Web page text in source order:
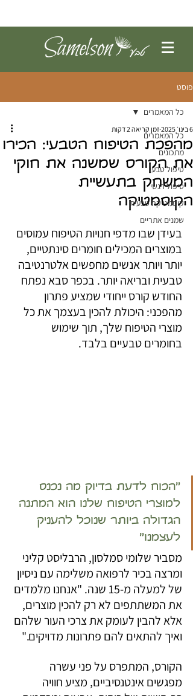
פוסט
כל המאמרים
מתכונים
טיפול טבעי
טיפול רגשי
קוסמטיקה טבעית
שמנים אתריים
כל המאמרים
מהפכת הטיפוח הטבעי: הכירו
את הקורס שמשנה את חוקי
המשחק בתעשיית
הקוסמטיקה
6 בינו׳ 2025 זמן קריאה 2 דקות
בעידן שבו מדפי חנויות הטיפוח עמוסים
במוצרים המכילים חומרים סינתטיים,
יותר ויותר אנשים מחפשים אלטרנטיבה
טבעית ובריאה יותר. בכפר סבא נפתח
החודש קורס ייחודי שמציע פתרון
מהפכני: היכולת להכין בעצמך את כל
מוצרי הטיפוח שלך, תוך שימוש
בחומרים טבעיים בלבד.
"הכוח לדעת בדיוק מה נכנס
למוצרי הטיפוח שלנו הוא המתנה
הגדולה ביותר שנוכל להעניק
לעצמנו"
מסביר שלומי סמלסון, הרבליסט קליני
ומרצה בכיר לרפואה משלימה עם ניסיון
של למעלה מ-15 שנה. "אנחנו מלמדים
את המשתתפים לא רק להכין מוצרים,
אלא להבין לעומק את צרכי העור שלהם
ואיך להתאים להם פתרונות מדויקים."
הקורס, המתפרס על פני עשרה
מפגשים אינטנסיביים, מציע חוויה